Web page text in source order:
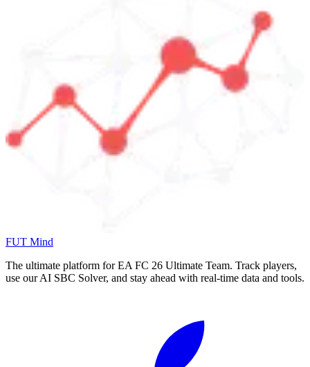
FUT Mind
The ultimate platform for EA FC 26 Ultimate Team. Track players,
use our AI SBC Solver, and stay ahead with real-time data and tools.